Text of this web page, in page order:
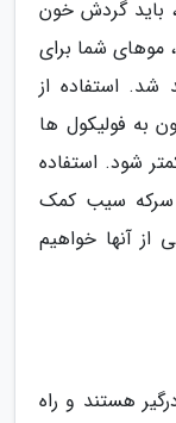
باید گردش خون
موهای شما برای
استفاده از
فولیکول ها
شود. استفاده
سرکه سیب کمک
از آنها خواهیم
هستند و راه